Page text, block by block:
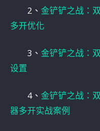
2、 金铲铲之战：
多开优化
3、 金铲铲之战：
设置
4、 金铲铲之战：
器多开实战案例